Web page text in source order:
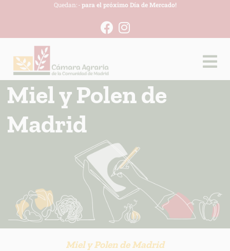
Quedan: -para el próximo Día de Mercado!
Miel y Polen de
Madrid
Miel y Polen de Madrid